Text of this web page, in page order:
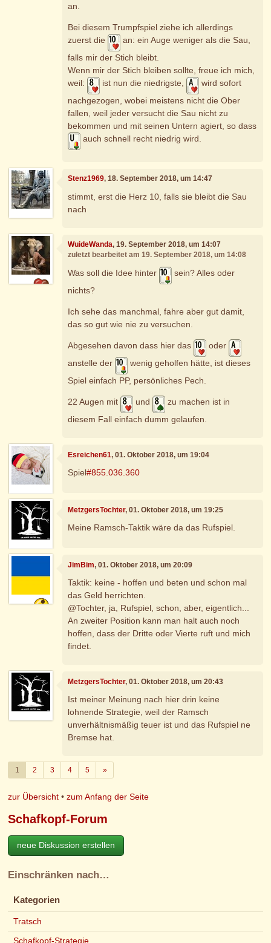
an.
Bei diesem Trumpfspiel ziehe ich allerdings
zuerst die
an: ein Auge weniger als die Sau,
falls mir der Stich bleibt.
Wenn mir der Stich bleiben sollte, freue ich mich,
weil:
ist nun die niedrigste,
wird sofort
nachgezogen, wobei meistens nicht die Ober
fallen, weil jeder versucht die Sau nicht zu
bekommen und mit seinen Untern agiert, so dass
auch schnell recht niedrig wird.
Stenz1969, 18. September 2018, um 14:47
stimmt, erst die Herz 10, falls sie bleibt die Sau
nach
WuideWanda, 19. September 2018, um 14:07
zuletzt bearbeitet am 19. September 2018, um 14:08
Was soll die Idee hinter
sein? Alles oder
nichts?
Ich sehe das manchmal, fahre aber gut damit,
das so gut wie nie zu versuchen.
Abgesehen davon dass hier das
oder
anstelle der
wenig geholfen hätte, ist dieses
Spiel einfach PP, persönliches Pech.
22 Augen mit und
zu machen ist in
diesem Fall einfach dumm gelaufen.
Esreichen61, 01. Oktober 2018, um 19:04
Spiel#855.036.360
MetzgersTochter, 01. Oktober 2018, um 19:25
Meine Ramsch-Taktik wäre da das Rufspiel.
JimBim, 01. Oktober 2018, um 20:09
Taktik: keine - hoffen und beten und schon mal
das Geld herrichten.
@Tochter, ja, Rufspiel, schon, aber, eigentlich...
An zweiter Position kann man halt auch noch
hoffen, dass der Dritte oder Vierte ruft und mich
findet.
MetzgersTochter, 01. Oktober 2018, um 20:43
Ist meiner Meinung nach hier drin keine
lohnende Strategie, weil der Ramsch
unverhältnismäßig teuer ist und das Rufspiel ne
Bremse hat.
1 2 3 4 5 »Weiter
zur Übersicht •zum Anfang der Seite
Schafkopf-Forum
neue Diskussion erstellen
Einschränken nach…
Kategorien
Tratsch
Schafkopf-Strategie